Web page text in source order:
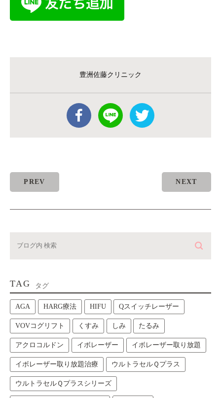
豊洲佐藤クリニック
PREV NEXT
TAG タグ
AGA HARG療法 HIFU Qスイッチレーザー
VOVコグリフト くすみ しみ たるみ
アクロコルドン イボレーザー イボレーザー取り放題
イボレーザー取り放題治療 ウルトラセルＱプラス
ウルトラセルＱプラスシリーズ